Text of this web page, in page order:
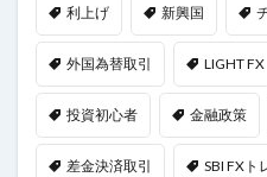
利上げ 新興国
外国為替取引 LIGHT FX
投資初心者 金融政策
差金決済取引 SBI FXト